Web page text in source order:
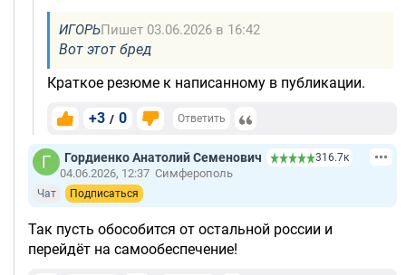
ИГОРЬПишет 03.06.2026 в 16:42
Вот этот бред
Краткое резюме к написанному в публикации.
+3 / 0 Ответить
Гордиенко Анатолий Семенович 316.7к
04.06.2026, 12:37 Симферополь
Чат Подписаться
Так пусть обособится от остальной россии и
перейдёт на самообеспечение!